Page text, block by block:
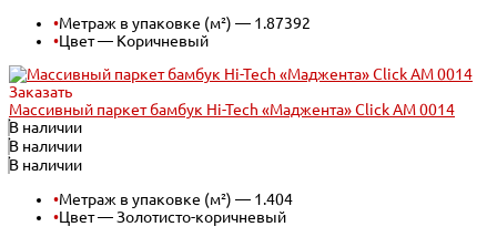
•Метраж в упаковке (м²) — 1.87392
•Цвет — Коричневый
Заказать
Массивный паркет бамбук Hi-Tech «Маджента» Click АМ 0014
В наличии
В наличии
В наличии
•Метраж в упаковке (м²) — 1.404
•Цвет — Золотисто-коричневый